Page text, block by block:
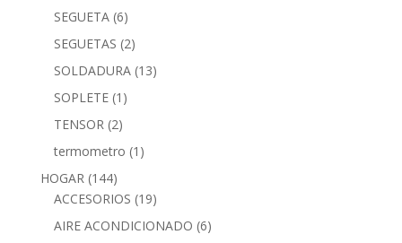
SEGUETA (6)
SEGUETAS (2)
SOLDADURA (13)
SOPLETE (1)
TENSOR (2)
termometro (1)
HOGAR (144)
ACCESORIOS (19)
AIRE ACONDICIONADO (6)